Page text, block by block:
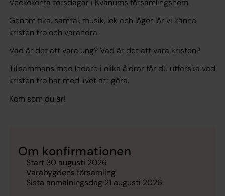
Genom fika, samtal, musik, lek och läger lär vi känna
kristen tro och varandra.
Vad är det att vara ung? Vad är det att vara kristen?
Tillsammans med ledare i olika åldrar får du utforska vad
kristen tro har med livet att göra.
Kom som du är!
Om konfirmationen
Start 30 augusti 2026
Varabygdens församling
Sista anmälningsdag 21 augusti 2026